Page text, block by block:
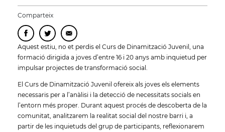
Comparteix
Aquest estiu, no et perdis el Curs de Dinamització Juvenil, una
formació dirigida a joves d’entre 16 i 20 anys amb inquietud per
impulsar projectes de transformació social.
El Curs de Dinamització Juvenil ofereix als joves els elements
necessaris per a l’anàlisi i la detecció de necessitats socials en
l’entorn més proper. Durant aquest procés de descoberta de la
comunitat, analitzarem la realitat social del nostre barri i, a
partir de les inquietuds del grup de participants, reflexionarem